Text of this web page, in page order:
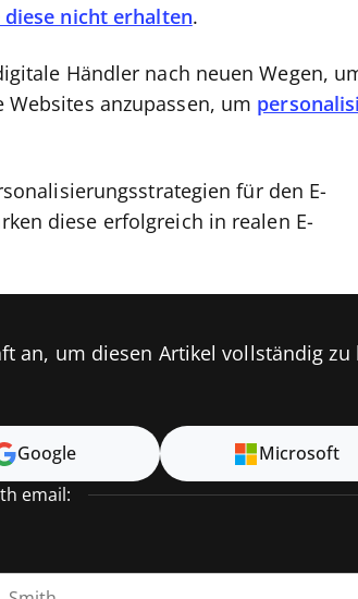
nicht erhalten.
Händler nach neuen Wegen,
Websites anzupassen, um
für den E-
diese erfolgreich in realen E-
an, um diesen Artikel vollständig zu
Google Microsoft
email: